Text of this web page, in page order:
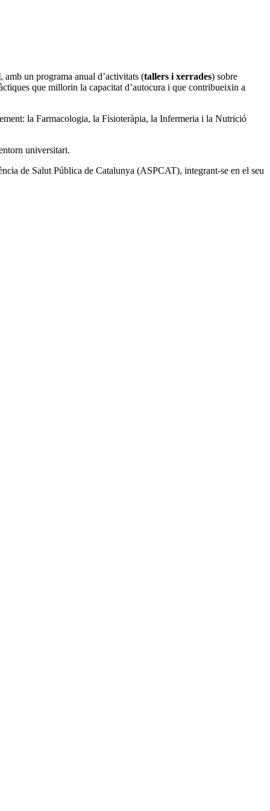
, amb un programa anual d’activitats (tallers i xerrades) sobre
que millorin la capacitat d’autocura i que contribueixin a
la Farmacologia, la Fisioteràpia, la Infermeria i la Nutrició
universitari.
de Salut Pública de Catalunya (ASPCAT), integrant-se en el seu